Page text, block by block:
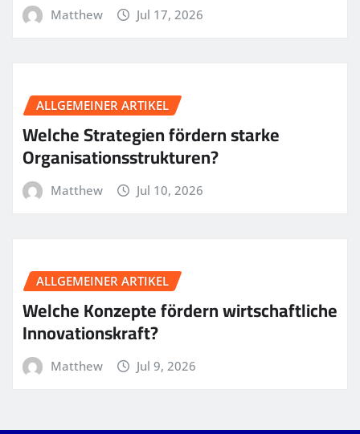
Matthew Jul 17, 2026
ALLGEMEINER ARTIKEL
Welche Strategien fördern starke
Organisationsstrukturen?
Matthew Jul 10, 2026
ALLGEMEINER ARTIKEL
Welche Konzepte fördern wirtschaftliche
Innovationskraft?
Matthew Jul 9, 2026